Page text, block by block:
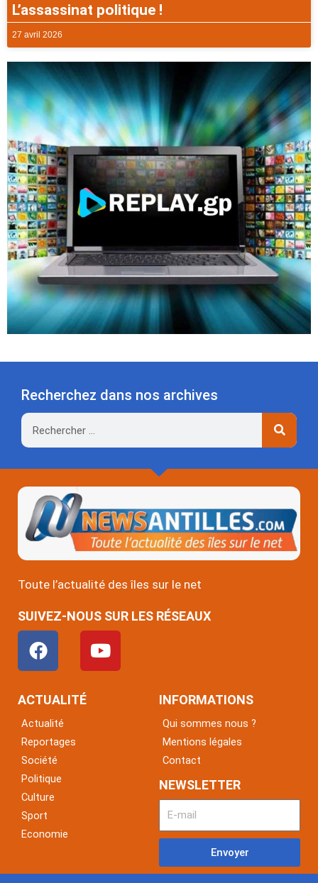
L’assassinat politique !
27 avril 2026
Recherchez dans nos archives
Rechercher
Toute l’actualité des îles sur le net
SUIVEZ-NOUS SUR LES RÉSEAUX
F
a
c
e
o
o
k
Y
o
u
ACTUALITÉ
Actualité
Reportages
Société
Politique
Culture
Sport
Economie
INFORMATIONS
Qui sommes nous ?
Mentions légales
Contact
NEWSLETTER
Envoyer